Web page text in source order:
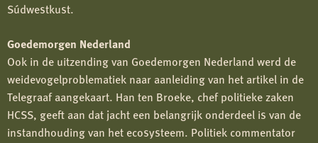
Súdwestkust.
Goedemorgen Nederland
Ook in de uitzending van Goedemorgen Nederland werd de
weidevogelproblematiek naar aanleiding van het artikel in de
Telegraaf aangekaart. Han ten Broeke, chef politieke zaken
HCSS, geeft aan dat jacht een belangrijk onderdeel is van de
instandhouding van het ecosysteem. Politiek commentator